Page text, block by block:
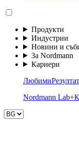
Продукти
Индустрии
Новини и
За Nordmann
Кариери
Любими
Nordmann Lab+